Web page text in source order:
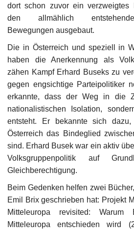
dort schon zuvor ein verzweigtes
den allmählich
Bewegungen ausgebaut.
Die in Österreich und speziell in
haben die Anerkennung als
zähen Kampf Erhard Buseks zu
gegen engsichtige Parteipolitiker
erkannte, dass der Weg in die
nationalistischen Isolation,
entsteht. Er bekannte sich
Österreich das Bindeglied
sind. Erhard Busek war ein aktiv
Volksgruppenpolitik auf
Gleichberechtigung.
Beim Gedenken helfen zwei
Emil Brix geschrieben hat: Projekt
Mitteleuropa revisited:
Mitteleuropa entschieden wird